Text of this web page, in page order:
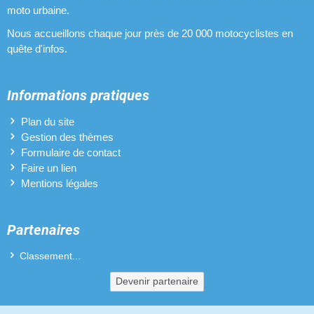
Revêtements de poignées pour MBK Nitro Naked
moto urbaine.
Nous accueillons chaque jour près de 20 000 motocyclistes en
quête d'infos.
Informations pratiques
Plan du site
Gestion des thèmes
Formulaire de contact
Faire un lien
Mentions légales
Partenaires
Classement...
Devenir partenaire